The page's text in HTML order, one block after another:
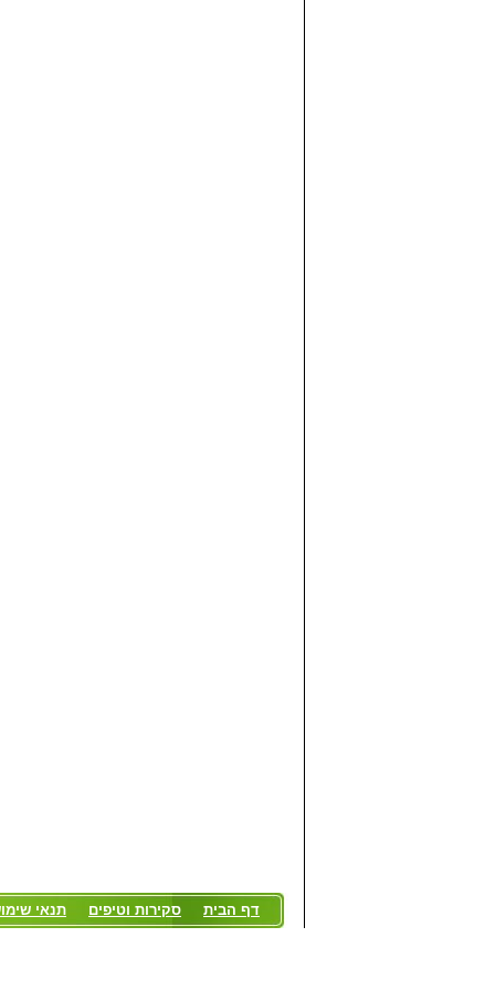
דף הבית סקירות וטיפים תנאי